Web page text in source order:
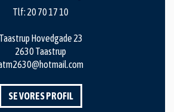
Tlf: 20 70 17 10
Taastrup Hovedgade 23
2630 Taastrup
SE VORES PROFIL